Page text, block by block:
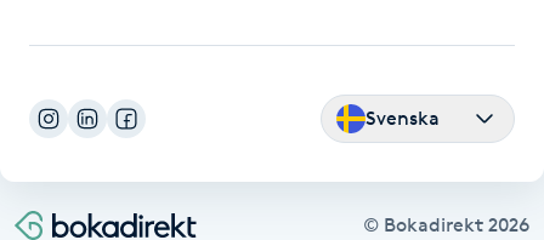
Hälsprickor
IPL
Svenska
© Bokadirekt 2026